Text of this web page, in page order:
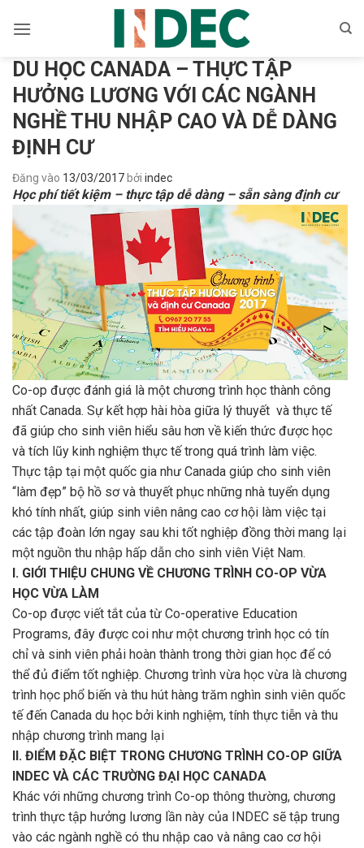
qua
dungDU HỌC CANADA – THỰC TẬP
HƯỞNG LƯƠNG VỚI CÁC NGÀNH
NGHỀ THU NHẬP CAO VÀ DỄ DÀNG
ĐỊNH CƯ
Đăng vào 13/03/2017bởi indec
Học phí tiết kiệm – thực tập dễ dàng – sẵn sàng định cư
Co-op được đánh giá là một chương trình học thành công
nhất Canada. Sự kết hợp hài hòa giữa lý thuyết và thực tế
đã giúp cho sinh viên hiểu sâu hơn về kiến thức được học
và tích lũy kinh nghiệm thực tế trong quá trình làm việc.
Thực tập tại một quốc gia như Canada giúp cho sinh viên
“làm đẹp” bộ hồ sơ và thuyết phục những nhà tuyển dụng
khó tính nhất, giúp sinh viên nâng cao cơ hội làm việc tại
các tập đoàn lớn ngay sau khi tốt nghiệp đồng thời mang lại
một nguồn thu nhập hấp dẫn cho sinh viên Việt Nam.
I. GIỚI THIỆU CHUNG VỀ CHƯƠNG TRÌNH CO-OP VỪA
HỌC VỪA LÀM
Co-op được viết tắt của từ Co-operative Education
Programs, đây được coi như một chương trình học có tín
chỉ và sinh viên phải hoàn thành trong thời gian học để có
thể đủ điểm tốt nghiệp. Chương trình vừa học vừa là chương
trình học phổ biến và thu hút hàng trăm nghìn sinh viên quốc
tế đến Canada du học bởi kinh nghiệm, tính thực tiễn và thu
nhập chương trình mang lại
II. ĐIỂM ĐẶC BIỆT TRONG CHƯƠNG TRÌNH CO-OP GIỮA
INDEC VÀ CÁC TRƯỜNG ĐẠI HỌC CANADA
Khác với những chương trình Co-op thông thường, chương
trình thực tập hưởng lương lần này của INDEC sẽ tập trung
vào các ngành nghề có thu nhập cao và nâng cao cơ hội